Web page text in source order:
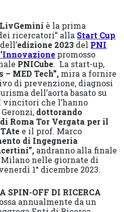
LivGemini è la prima
ricercatori” alla Start Cup
edizione 2023 del PNI
promosso
PNICube. La start-up,
– MED Tech”, mira a fornire
di prevenzione, diagnosi
dell’aorta basato su
vincitori che l’hanno
dottorando
Roma Tor Vergata per il
e il prof. Marco
di Ingegneria
andranno alla finale
nelle giornate di
1° dicembre 2023.
SPIN-OFF DI RICERCA
annualmente da un